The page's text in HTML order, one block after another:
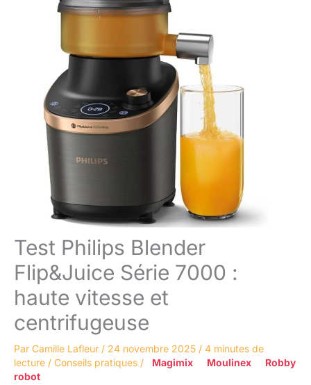
Test Philips Blender
Flip&Juice Série 7000 :
haute vitesse et
centrifugeuse
Par Camille Lafleur / 24 novembre 2025 / 4 minutes de
lecture / Conseils pratiques / Magimix Moulinex
Robby
robot